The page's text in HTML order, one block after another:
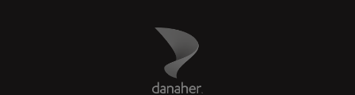
Danaher Logo